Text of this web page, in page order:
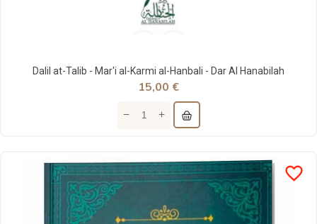
Dalil at-Talib - Mar'i al-Karmi al-Hanbali - Dar Al Hanabilah
15,00 €
favorite_border